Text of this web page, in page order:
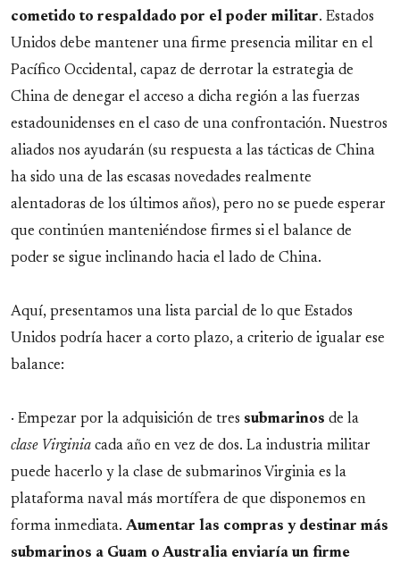
cometido to respaldado por el poder militar. Estados
Unidos debe mantener una firme presencia militar en el
Pacífico Occidental, capaz de derrotar la estrategia de
China de denegar el acceso a dicha región a las fuerzas
estadounidenses en el caso de una confrontación. Nuestros
aliados nos ayudarán (su respuesta a las tácticas de China
ha sido una de las escasas novedades realmente
alentadoras de los últimos años), pero no se puede esperar
que continúen manteniéndose firmes si el balance de
poder se sigue inclinando hacia el lado de China.
Aquí, presentamos una lista parcial de lo que Estados
Unidos podría hacer a corto plazo, a criterio de igualar ese
balance:
· Empezar por la adquisición de tres submarinos de la
clase Virginia cada año en vez de dos. La industria militar
puede hacerlo y la clase de submarinos Virginia es la
plataforma naval más mortífera de que disponemos en
forma inmediata. Aumentar las compras y destinar más
submarinos a Guam o Australia enviaría un firme